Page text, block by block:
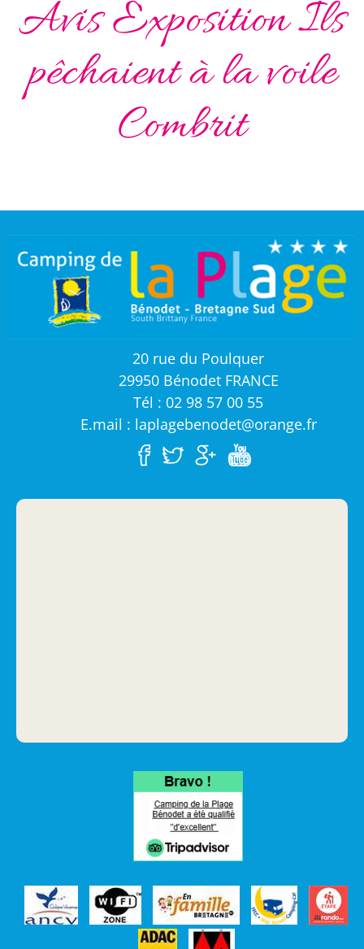
Avis Exposition Ils
pêchaient à la voile
Combrit
20 rue du Poulquer
29950 Bénodet FRANCE
Tél : 02 98 57 00 55
E.mail : laplagebenodet@orange.fr